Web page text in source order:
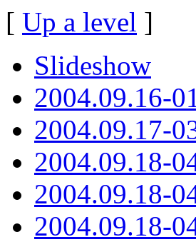
[ Up a level ]
Slideshow
2004.09.16-
2004.09.17-
2004.09.18-
2004.09.18-
2004.09.18-